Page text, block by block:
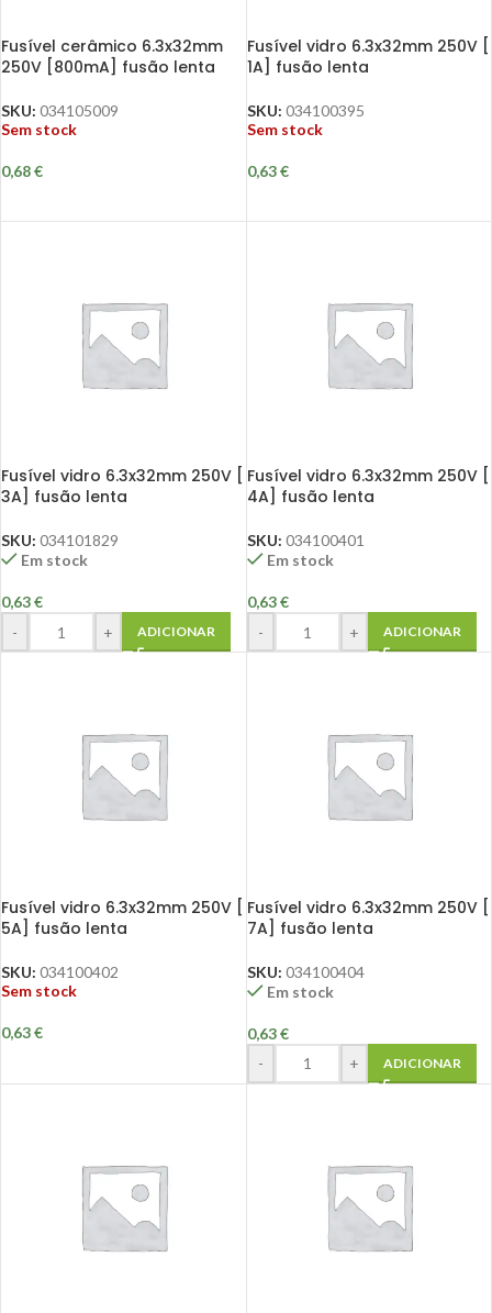
Fusível cerâmico 6.3x32mm
250V [800mA] fusão lenta
SKU: 034105009
Sem stock
0,68€
Fusível vidro 6.3x32mm 250V [
1A] fusão lenta
SKU: 034100395
Sem stock
0,63€
Fusível vidro 6.3x32mm 250V [
3A] fusão lenta
SKU: 034101829
Em stock
0,63€
-
+ ADICIONAR
Fusível vidro 6.3x32mm 250V [
4A] fusão lenta
SKU: 034100401
Em stock
0,63€
-
+ ADICIONAR
Fusível vidro 6.3x32mm 250V [
5A] fusão lenta
SKU: 034100402
Sem stock
0,63€
Fusível vidro 6.3x32mm 250V [
7A] fusão lenta
SKU: 034100404
Em stock
0,63€
-
+ ADICIONAR